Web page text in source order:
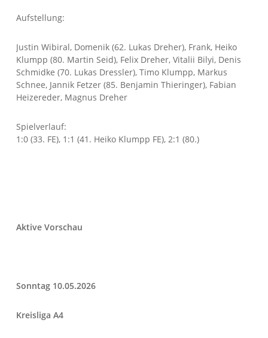
Aufstellung:
Justin Wibiral, Domenik (62. Lukas Dreher), Frank, Heiko
Klumpp (80. Martin Seid), Felix Dreher, Vitalii Bilyi, Denis
Schmidke (70. Lukas Dressler), Timo Klumpp, Markus
Schnee, Jannik Fetzer (85. Benjamin Thieringer), Fabian
Heizereder, Magnus Dreher
Spielverlauf:
1:0 (33. FE), 1:1 (41. Heiko Klumpp FE), 2:1 (80.)
Aktive Vorschau
Sonntag 10.05.2026
Kreisliga A4